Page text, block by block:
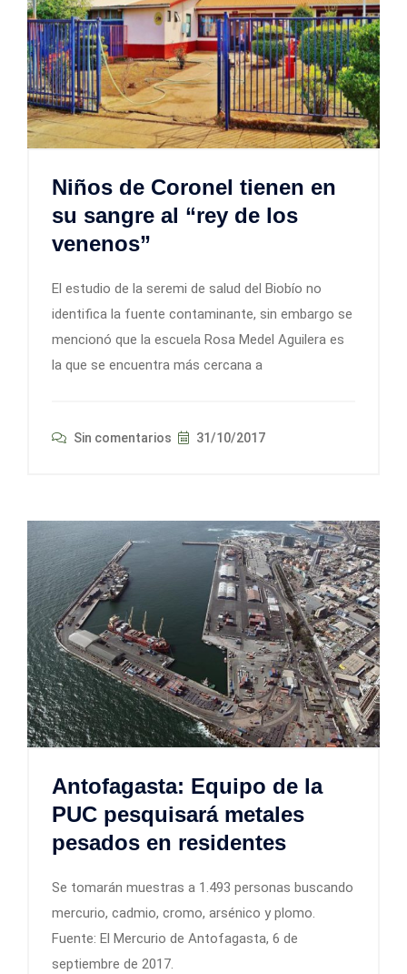
Niños de Coronel tienen en
su sangre al “rey de los
venenos”
El estudio de la seremi de salud del Biobío no
identifica la fuente contaminante, sin embargo se
mencionó que la escuela Rosa Medel Aguilera es
la que se encuentra más cercana a
Sin comentarios 31/10/2017
Antofagasta: Equipo de la
PUC pesquisará metales
pesados en residentes
Se tomarán muestras a 1.493 personas buscando
mercurio, cadmio, cromo, arsénico y plomo.
Fuente: El Mercurio de Antofagasta, 6 de
septiembre de 2017.